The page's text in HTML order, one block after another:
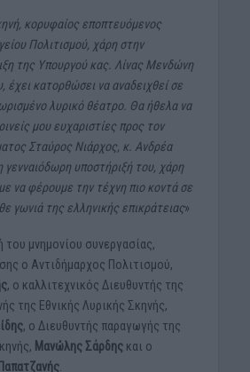
κορυφαίος εποπτευόμενος
Πολιτισμού, χάρη στην
της Υπουργού κας. Λίνας Μενδώνη
έχει κατορθώσει να αναδειχθεί σε
λυρικό θέατρο. Θα ήθελα να
μου ευχαριστίες προς τον
Σταύρος Νιάρχος, κ. Ανδρέα
γενναιόδωρη υποστήριξή του, χάρη
να φέρουμε την τέχνη πιο κοντά σε
γωνιά της ελληνικής επικράτειας»
του μνημονίου συνεργασίας,
ο Αντιδήμαρχος Πολιτισμού,
, ο καλλιτεχνικός Διευθυντής της
της Εθνικής Λυρικής Σκηνής,
, ο Διευθυντής παραγωγής της
Μανώλης Σάρδηςκαι ο
.